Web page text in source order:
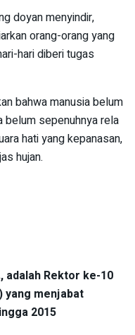
doyan menyindir,
orang-orang yang
hari diberi tugas
bahwa manusia belum
belum sepenuhnya rela
hati yang kepanasan,
hujan.
adalah Rektor ke-10
yang menjabat
2015